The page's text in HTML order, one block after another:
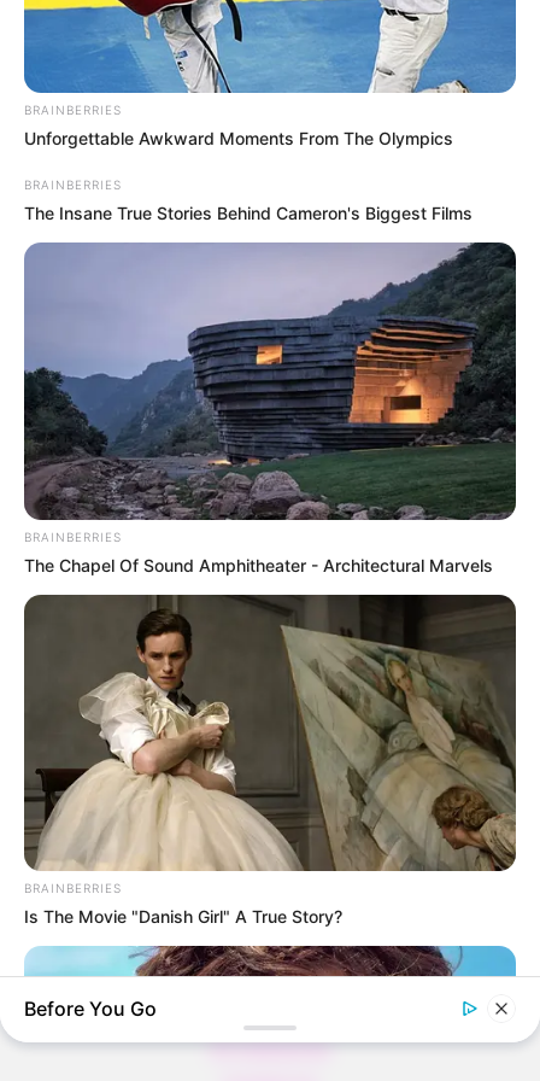
Faule-Weiber-Kuchen – der wohl einfachste
Quarkkuchen der Welt
Perfektes Number Cake Rezept für jede
Gelegenheit – dein neues Lieblingsgericht
Search
All
Rezepte
Thunfischsalat mit Ei & Joghurt – leicht, cremig
und voller Protein!
Verführerisch lecker: Quark-Vanille-
Pfannkuchen ohne Mehl in nur 5 Minuten!
DEI BESTEN HAUSGEMACHTEN EISBEIN
VARIATIONEN
DIE BESTEN SALAT DRESSINGS
die besten hausgemachten BBQ sauce
variationen
All Categories
BRAINBERRIES
Unforgettable Awkward Moments From The Olympics
BRAINBERRIES
The Insane True Stories Behind Cameron's Biggest Films
BRAINBERRIES
The Chapel Of Sound Amphitheater - Architectural Marvels
BRAINBERRIES
Is The Movie "Danish Girl" A True Story?
Before You Go